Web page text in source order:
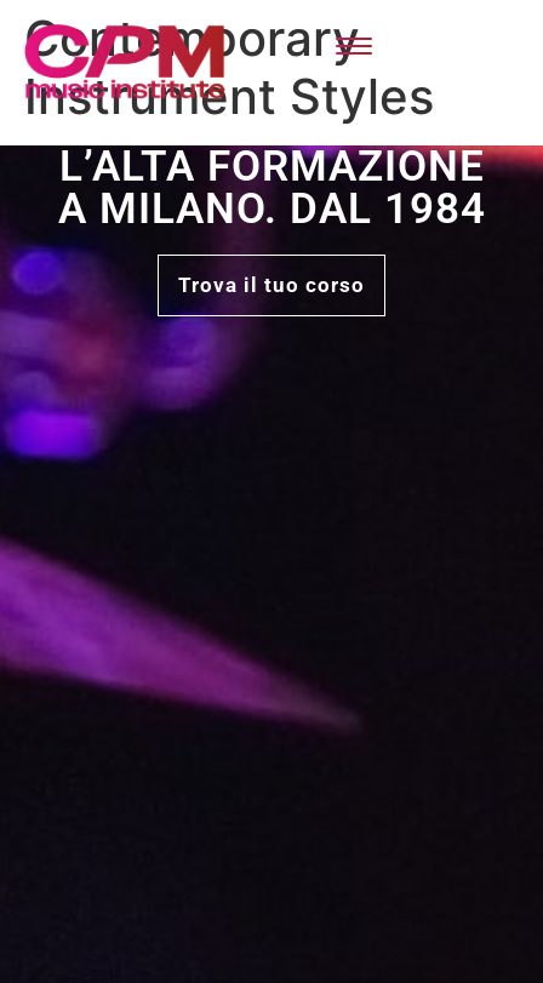
Contemporary
Instrument Styles
L’ALTA FORMAZIONE
A MILANO. DAL 1984
Trova il tuo corso